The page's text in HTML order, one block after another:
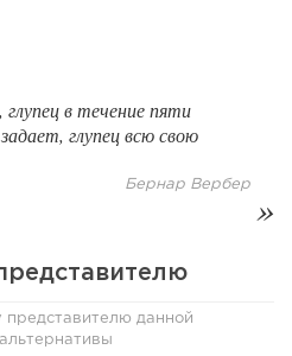
собственной
в течение пяти
глупец всю свою
Бернар Вербер
данной